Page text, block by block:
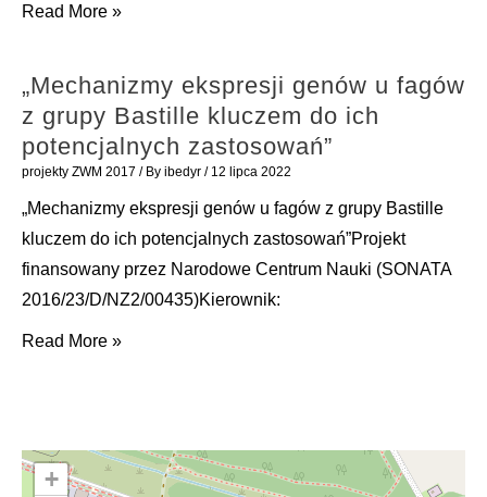
„Badania
mechanizmem
aktywności
przeciwwirusowej
Read More »
„Mechanizmy ekspresji genów u fagów
z grupy Bastille kluczem do ich
potencjalnych zastosowań”
projekty ZWM 2017 / By ibedyr / 12 lipca 2022
„Mechanizmy ekspresji genów u fagów z grupy Bastille
kluczem do ich potencjalnych zastosowań”Projekt
finansowany przez Narodowe Centrum Nauki (SONATA
2016/23/D/NZ2/00435)Kierownik:
„Mechanizmy
fagów
Read More »
+